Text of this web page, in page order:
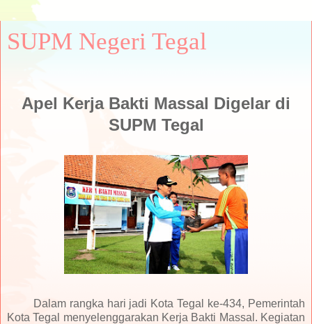
SUPM Negeri Tegal
Apel Kerja Bakti Massal Digelar di
SUPM Tegal
Dalam rangka hari jadi Kota Tegal ke-434, Pemerintah
Kota Tegal menyelenggarakan Kerja Bakti Massal. Kegiatan